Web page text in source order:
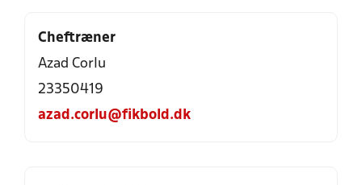
Cheftræner
Azad Corlu
23350419
azad.corlu@fikbold.dk